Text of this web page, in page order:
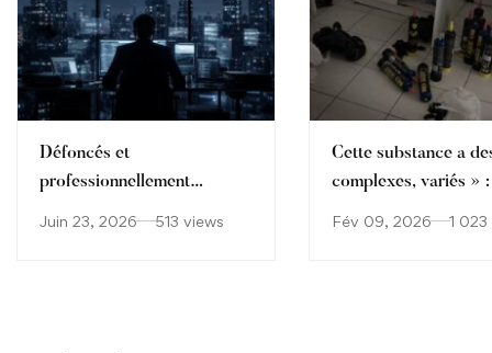
Défoncés et
professionnellement
Juin 23, 2026 513 views
Cette substance a
complexes, variés »
Fév 09, 2026 1